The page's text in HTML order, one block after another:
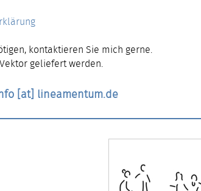
kontaktieren Sie mich gerne.
geliefert werden.
[at] lineamentum.de